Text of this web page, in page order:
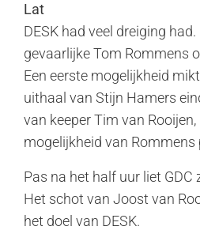
Lat
DESK had veel dreiging
gevaarlijke Tom Rommens
Een eerste mogelijkheid
uithaal van Stijn Hamers
van keeper Tim van
mogelijkheid van Rommens
Pas na het half uur liet GDC
Het schot van Joost van
het doel van DESK.